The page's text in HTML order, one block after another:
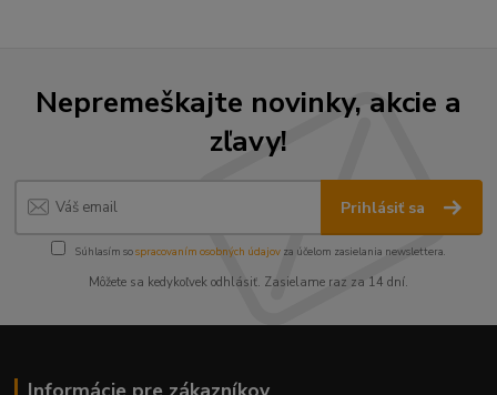
Nepremeškajte novinky, akcie a
zľavy!
Prihlásiť sa
Súhlasím sospracovaním osobných údajov za účelom zasielania newslettera.
Môžete sa kedykoľvek odhlásiť. Zasielame raz za 14 dní.